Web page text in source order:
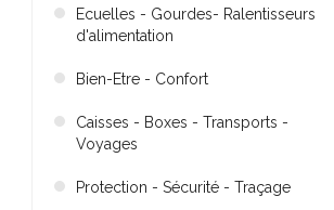
Ecuelles - Gourdes- Ralentisseurs
d'alimentation
Bien-Etre - Confort
Caisses - Boxes - Transports -
Voyages
Protection - Sécurité - Traçage